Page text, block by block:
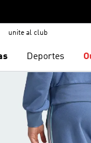
unite al club
Deportes